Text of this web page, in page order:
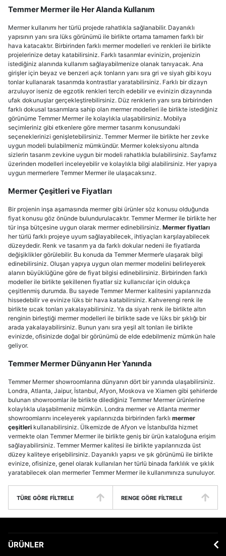
Temmer Mermer ile Her Alanda Kullanım
Mermer kullanımı her türlü projede rahatlıkla sağlanabilir. Dayanıklı
yapısının yanı sıra lüks görünümü ile birlikte ortama tamamen farklı bir
hava katacaktır. Birbirinden farklı mermer modelleri ve renkleri ile birlikte
projelerinize detay katabilirsiniz. Farklı tasarımlar evinizin, projenizin
istediğiniz alanında kullanım sağlayabilmenize olanak tanıyacak. Ana
girişler için beyaz ve benzeri açık tonların yanı sıra gri ve siyah gibi koyu
tonlar kullanarak tasarımda kontrastlar yaratabilirsiniz. Farklı bir dizayn
arzuluyor iseniz de egzotik renkleri tercih edebilir ve evinizin dizaynında
ufak dokunuşlar gerçekleştirebilirsiniz. Düz renklerin yanı sıra birbirinden
farklı dokusal tasarımlara sahip olan mermer modelleri ile birlikte istediğiniz
görünüme Temmer Mermer ile kolaylıkla ulaşabilirsiniz. Mobilya
seçimleriniz gibi etkenlere göre mermer tasarımı konusundaki
seçeneklerinizi genişletebilirsiniz. Temmer Mermer ile birlikte her zevke
uygun modeli bulabilmeniz mümkündür. Mermer koleksiyonu altında
sizlerin tasarım zevkine uygun bir modeli rahatlıkla bulabilirsiniz. Sayfamız
üzerinden modelleri inceleyebilir ve kolaylıkla bilgi alabilirsiniz. Her yapıya
uygun mermerlere Temmer Mermer ile ulaşacaksınız.
Mermer Çeşitleri ve Fiyatları
Bir projenin inşa aşamasında mermer gibi ürünler söz konusu olduğunda
fiyat konusu göz önünde bulundurulacaktır. Temmer Mermer ile birlikte her
tür inşa bütçesine uygun olarak mermer edinebilirsiniz. Mermer fiyatları
her türlü farklı projeye uyum sağlayabilecek, ihtiyaçları karşılayabilecek
düzeydedir. Renk ve tasarım ya da farklı dokular nedeni ile fiyatlarda
değişiklikler görülebilir. Bu konuda da Temmer Mermer’e ulaşarak bilgi
edinebilirsiniz. Oluşan yapıya uygun olan mermer modelini belirleyerek
alanın büyüklüğüne göre de fiyat bilgisi edinebilirsiniz. Birbirinden farklı
modeller ile birlikte şekillenen fiyatlar siz kullanıcılar için oldukça
çeşitlenmiş durumda. Bu sayede Temmer Mermer kalitesini yapılarınızda
hissedebilir ve evinize lüks bir hava katabilirsiniz. Kahverengi renk ile
birlikte sıcak tonları yakalayabilirsiniz. Ya da siyah renk ile birlikte altın
renginin birleştiği mermer modelleri ile birlikte sade ve lüks bir şıklığı bir
arada yakalayabilirsiniz. Bunun yanı sıra yeşil alt tonları ile birlikte
evinizde, ofisinizde doğal bir görünümü de elde edebilmeniz mümkün hale
geliyor.
Temmer Mermer Dünyanın Her Yanında
Temmer Mermer showroomlarına dünyanın dört bir yanında ulaşabilirsiniz.
Londra, Atlanta, Jaipur, İstanbul, Afyon, Moskova ve Xiamen gibi şehirlerde
bulunan showroomlar ile birlikte dilediğiniz Temmer Mermer ürünlerine
kolaylıkla ulaşabilmeniz mümkün. Londra mermer ve Atlanta mermer
showroomlarını inceleyerek yapılarınızda birbirinden farklı mermer
çeşitleri kullanabilirsiniz. Ülkemizde de Afyon ve İstanbul’da hizmet
vermekte olan Temmer Mermer ile birlikte geniş bir ürün kataloğuna erişim
sağlayabilirsiniz. Temmer Mermer kalitesi ile birlikte yapılarınızda üst
düzey kaliteye erişebilirsiniz. Dayanıklı yapısı ve şık görünümü ile birlikte
evinize, ofisinize, genel olarak kullanılan her türlü binada farklılık ve şıklık
yaratabilecek olan mermerler Temmer Mermer ile kullanımınıza sunuluyor.
TÜRE GÖRE FILTRELE RENGE GÖRE FILTRELE
ÜRÜNLER